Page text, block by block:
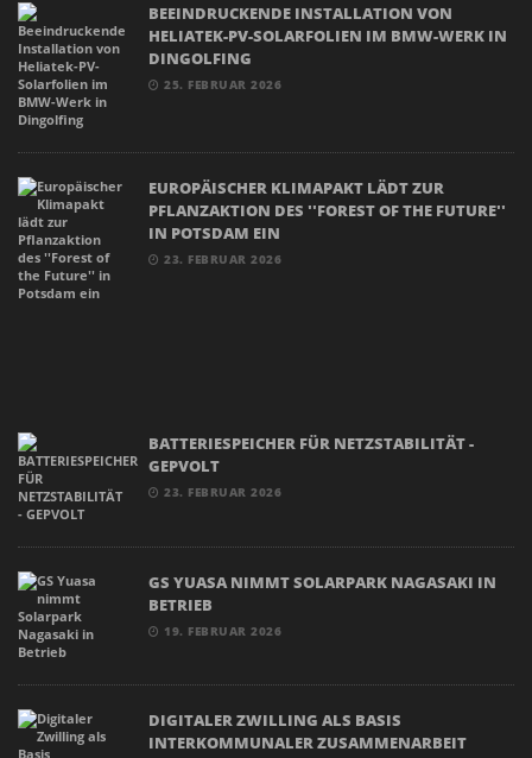
BEEINDRUCKENDE INSTALLATION VON
HELIATEK-PV-SOLARFOLIEN IM BMW-WERK IN
DINGOLFING
25. FEBRUAR 2026
EUROPÄISCHER KLIMAPAKT LÄDT ZUR
PFLANZAKTION DES ''FOREST OF THE FUTURE''
IN POTSDAM EIN
23. FEBRUAR 2026
BATTERIESPEICHER FÜR NETZSTABILITÄT -
GEPVOLT
23. FEBRUAR 2026
GS YUASA NIMMT SOLARPARK NAGASAKI IN
BETRIEB
19. FEBRUAR 2026
DIGITALER ZWILLING ALS BASIS
INTERKOMMUNALER ZUSAMMENARBEIT